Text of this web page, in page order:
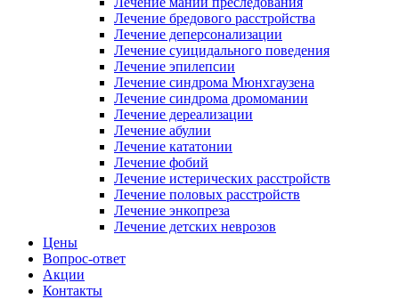
Лечение бредового расстройства
Лечение деперсонализации
Лечение суицидального поведения
Лечение эпилепсии
Лечение синдрома Мюнхгаузена
Лечение синдрома дромомании
Лечение дереализации
Лечение абулии
Лечение кататонии
Лечение фобий
Лечение истерических расстройств
Лечение половых расстройств
Лечение энкопреза
Лечение детских неврозов
Цены
Вопрос-ответ
Акции
Контакты